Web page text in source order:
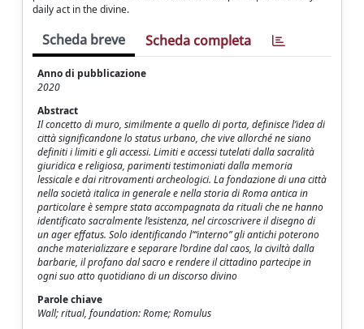
daily act in the divine.
Scheda breve Scheda completa
Anno di pubblicazione
2020
Abstract
Il concetto di muro, similmente a quello di porta, definisce l’idea di
città significandone lo status urbano, che vive allorché ne siano
definiti i limiti e gli accessi. Limiti e accessi tutelati dalla sacralità
giuridica e religiosa, parimenti testimoniati dalla memoria
lessicale e dai ritrovamenti archeologici. La fondazione di una città
nella società italica in generale e nella storia di Roma antica in
particolare è sempre stata accompagnata da rituali che ne hanno
identificato sacralmente l’esistenza, nel circoscrivere il disegno di
un ager effatus. Solo identificando l’“interno” gli antichi poterono
anche materializzare e separare l’ordine dal caos, la civiltà dalla
barbarie, il profano dal sacro e rendere il cittadino partecipe in
ogni suo atto quotidiano di un discorso divino
Parole chiave
Wall; ritual, foundation: Rome; Romulus